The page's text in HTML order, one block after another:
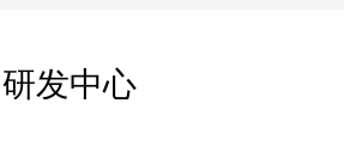
发中心